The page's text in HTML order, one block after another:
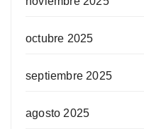
octubre 2025
septiembre 2025
agosto 2025